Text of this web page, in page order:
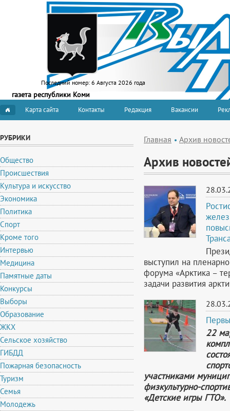
Последний номер: 6 Августа 2026 года
газета республики Коми
Карта сайта Контакты Редакция Вакансии
РУБРИКИ
Общество
Происшествия
Культура и искусство
Экономика
Политика
Спорт
Кроме того
Интервью
Медицина
Памятные даты
Конкурсы
Выборы
Образование
ЖКХ
Сельское хозяйство
ГИБДД
Пожарная безопасность
Туризм
Семья
Молодежь
Главная Архив
Архив
выступил на
форума «Арктика –
задачи развития
22
участниками
физкультурно-
«Детские игры ГТО».